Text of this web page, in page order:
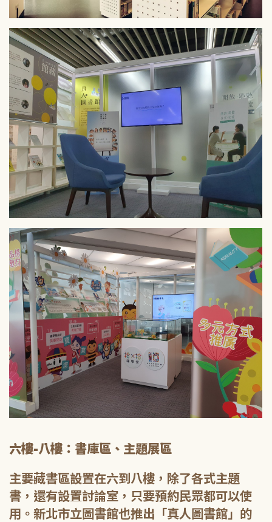
六樓-八樓：書庫區、主題展區
主要藏書區設置在六到八樓，除了各式主題
書，還有設置討論室，只要預約民眾都可以使
用。新北市立圖書館也推出「真人圖書館」的